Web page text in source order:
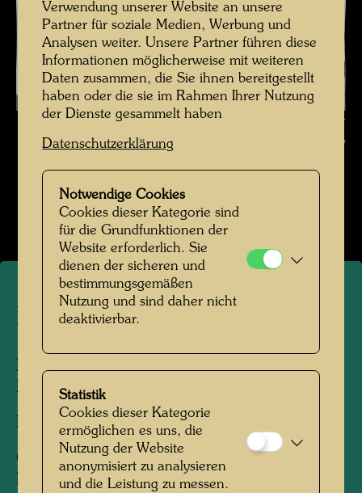
Hundertwasser , Fotograf: Francois Meyer © Nachlass Francois-Meyer
/ Hundertwasser Archiv
Bildergalerie öffnen
Hundertwasser
Personen am Foto:Friedensreich
Hundertwasser
Fotograf: Francois Meyer
Copyright:
Nachlass Francois-Meyer /
Hundertwasser Archiv
Verwendung unserer Website an unsere
Partner für soziale Medien, Werbung und
Analysen weiter. Unsere Partner führen diese
Informationen möglicherweise mit weiteren
Daten zusammen, die Sie ihnen bereitgestellt
haben oder die sie im Rahmen Ihrer Nutzung
der Dienste gesammelt haben
Datenschutzerklärung
Notwendige Cookies
Cookies dieser Kategorie sind
für die Grundfunktionen der
Website erforderlich. Sie
dienen der sicheren und
bestimmungsgemäßen
Nutzung und sind daher nicht
deaktivierbar.
Statistik
Cookies dieser Kategorie
ermöglichen es uns, die
Nutzung der Website
anonymisiert zu analysieren
und die Leistung zu messen.